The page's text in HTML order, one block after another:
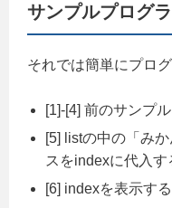
サンプルプログ
それでは簡単にプロ
[1]-[4] 前のサンプル
[5] listの中の「み
スをindexに代入す
[6] indexを表示する